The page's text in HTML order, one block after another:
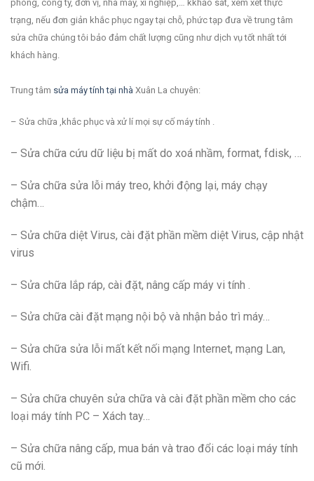
phòng, công ty, đơn vị, nhà máy, xí nghiệp,… kkhảo sát, xem xét thực
trạng, nếu đơn giản khắc phục ngay tại chỗ, phức tạp đưa về trung tâm
sửa chữa chúng tôi bảo đảm chất lượng cũng như dịch vụ tốt nhất tới
khách hàng.
Trung tâm sửa máy tính tại nhà Xuân La chuyên:
– Sửa chữa ,khắc phục và xử lí mọi sự cố máy tính .
– Sửa chữa cứu dữ liệu bị mất do xoá nhầm, format, fdisk, …
– Sửa chữa sửa lỗi máy treo, khởi động lại, máy chạy
chậm…
– Sửa chữa diệt Virus, cài đặt phần mềm diệt Virus, cập nhật
virus
– Sửa chữa lắp ráp, cài đặt, nâng cấp máy vi tính .
– Sửa chữa cài đặt mạng nội bộ và nhận bảo trì máy…
– Sửa chữa sửa lỗi mất kết nối mạng Internet, mạng Lan,
Wifi.
– Sửa chữa chuyên sửa chữa và cài đặt phần mềm cho các
loại máy tính PC – Xách tay…
– Sửa chữa nâng cấp, mua bán và trao đổi các loại máy tính
cũ mới.